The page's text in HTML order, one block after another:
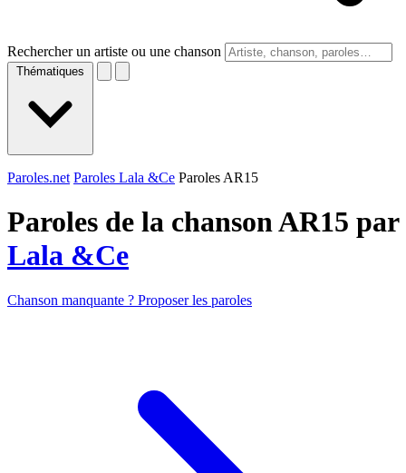
Rechercher un artiste ou une chanson
Thématiques
Paroles.net Paroles Lala &Ce Paroles AR15
Paroles de la chanson AR15 par
Lala &Ce
Chanson manquante ? Proposer les paroles